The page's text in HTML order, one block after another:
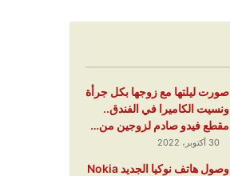
صورت ليلتها مع زوجها بكل جرأة
ونسيت الكاميرا في الفندق..
مقطع فيدو صادم لزوجين من…
30 أكتوبر، 2022
وصول هاتف نوكيا الجديد Nokia